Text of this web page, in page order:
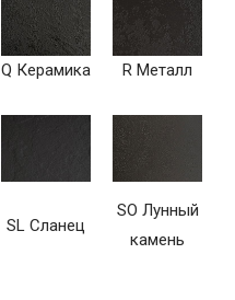
Q Керамика R Металл
SL Сланец
SO Лунный
камень